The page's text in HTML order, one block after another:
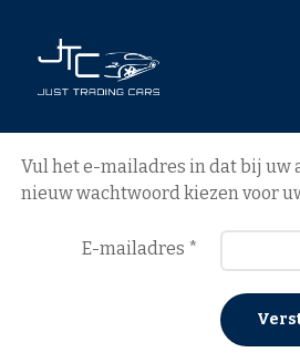
Vul het e-mailadres in dat bij uw
nieuw wachtwoord kiezen voor
E-mailadres *